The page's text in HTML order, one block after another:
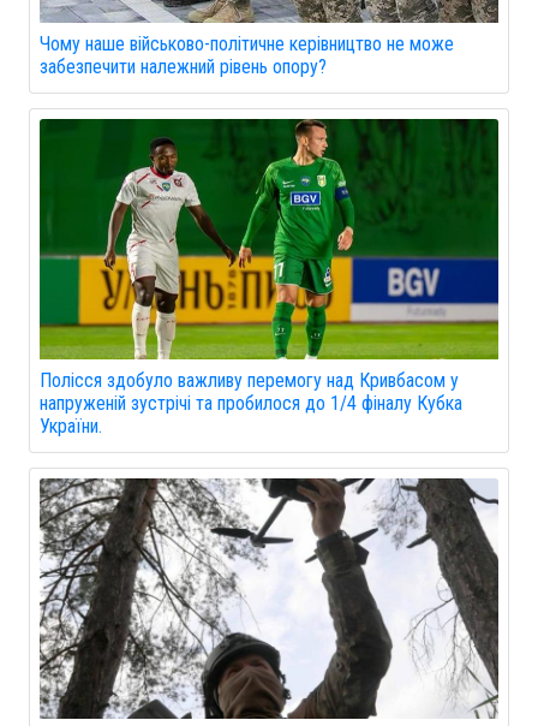
Чому наше військово-політичне керівництво не може
забезпечити належний рівень опору?
Полісся здобуло важливу перемогу над Кривбасом у
напруженій зустрічі та пробилося до 1/4 фіналу Кубка
України.